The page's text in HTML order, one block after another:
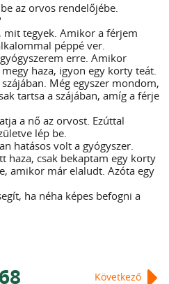
az orvos rendelőjébe.
tegyek. Amikor a férjem
péppé ver.
erre. Amikor
haza, igyon egy korty teát.
Még egyszer mondom,
tartsa a szájában, amíg a férje
a nő az orvost. Ezúttal
lép be.
hatásos volt a gyógyszer.
haza, csak bekaptam egy korty
amikor már elaludt. Azóta egy
ha néha képes befogni a
Következő